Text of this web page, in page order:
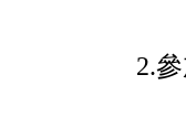
2.